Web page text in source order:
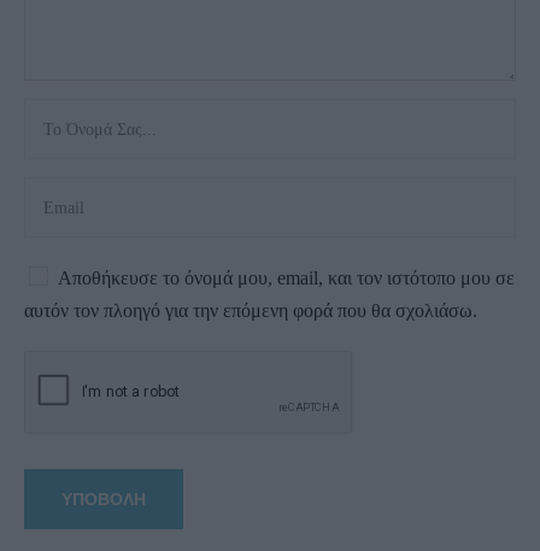
Αποθήκευσε το όνομά μου, email, και τον ιστότοπο μου σε
αυτόν τον πλοηγό για την επόμενη φορά που θα σχολιάσω.